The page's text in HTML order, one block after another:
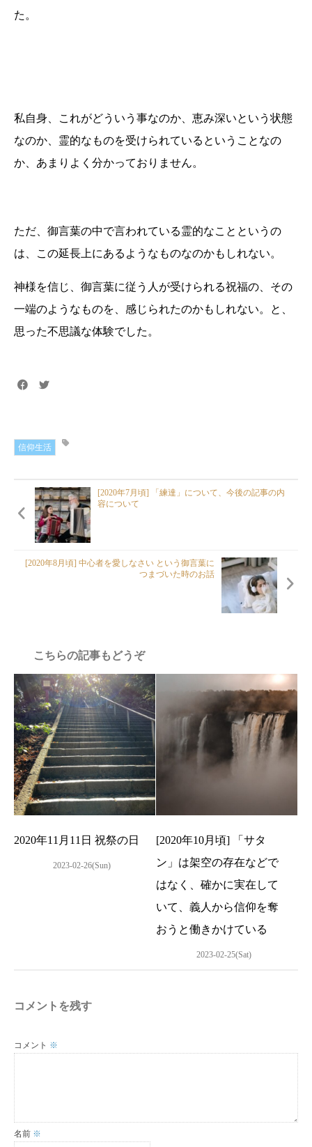
た。
私自身、これがどういう事なのか、恵み深いという状態
なのか、霊的なものを受けられているということなの
か、あまりよく分かっておりません。
ただ、御言葉の中で言われている霊的なことというの
は、この延長上にあるようなものなのかもしれない。
神様を信じ、御言葉に従う人が受けられる祝福の、その
一端のようなものを、感じられたのかもしれない。と、
思った不思議な体験でした。
信仰生活
[2020年7月頃] 「練達」について、今後の記事の内
容について
[2020年8月頃] 中心者を愛しなさい という御言葉に
つまづいた時のお話
こちらの記事もどうぞ
2020年11月11日 祝祭の日
2023-02-26(Sun)
[2020年10月頃] 「サタ
ン」は架空の存在などで
はなく、確かに実在して
いて、義人から信仰を奪
おうと働きかけている
2023-02-25(Sat)
コメントを残す
コメント ※
名前 ※